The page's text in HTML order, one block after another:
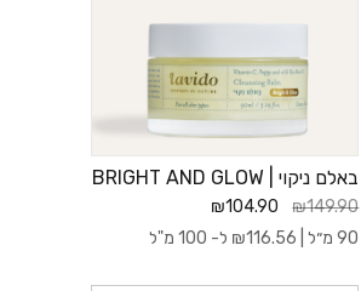
באלם ניקוי | BRIGHT AND GLOW
₪149.90
₪104.90
90 מ״ל |
₪116.56 ל- 100 מ"ל